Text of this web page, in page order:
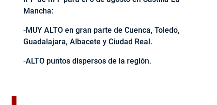
Mancha:
-MUY ALTO en gran parte de Cuenca, Toledo,
Guadalajara, Albacete y Ciudad Real.
-ALTO puntos dispersos de la región.